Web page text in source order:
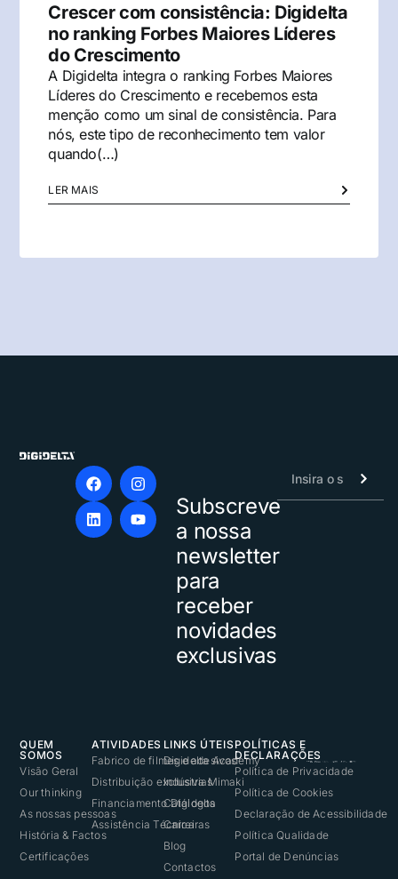
Crescer com consistência: Digidelta
no ranking Forbes Maiores Líderes
do Crescimento
A Digidelta integra o ranking Forbes Maiores
Líderes do Crescimento e recebemos esta
menção como um sinal de consistência. Para
nós, este tipo de reconhecimento tem valor
quando(…)
LER MAIS
Subscreve
a nossa
newsletter
para
receber
novidades
exclusivas
Alternative:
QUEM
SOMOS
Visão Geral
Our thinking
As nossas pessoas
História & Factos
Certificações
ATIVIDADES
Fabrico de filmes e adesivos
Distribuição exclusiva Mimaki
Financiamento Digidelta
Assistência Técnica
LINKS ÚTEIS
Digidelta Academy
Indústrias
Catálogos
Carreiras
Blog
Contactos
POLÍTICAS E
DECLARAÇÕES
Política de Privacidade
Política de Cookies
Declaração de Acessibilidade
Política Qualidade
Portal de Denúncias